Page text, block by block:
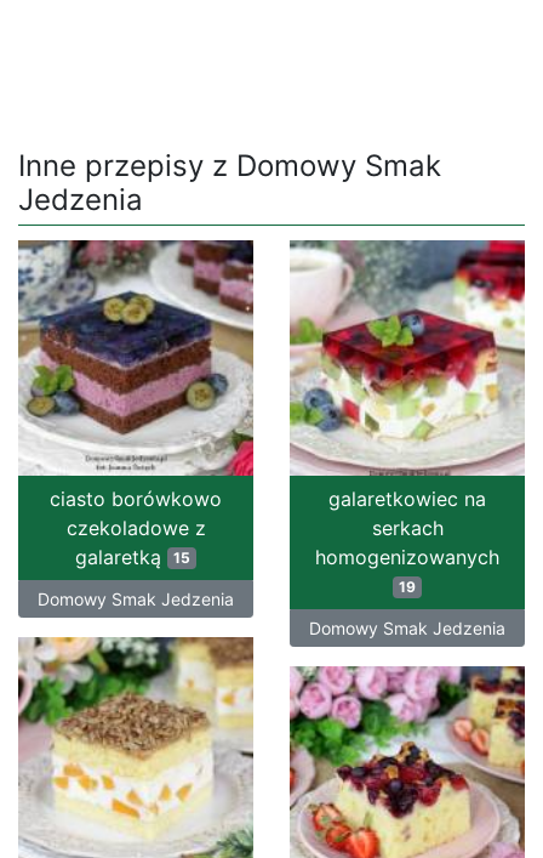
Inne przepisy z Domowy Smak
Jedzenia
ciasto borówkowo
czekoladowe z
galaretką 15
Domowy Smak Jedzenia
galaretkowiec na
serkach
homogenizowanych
19
Domowy Smak Jedzenia